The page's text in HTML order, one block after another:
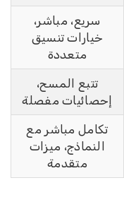
سريع، مباشر،
خيارات تنسيق
متعددة
تتبع المسح،
إحصائيات مفصلة
تكامل مباشر مع
النماذج، ميزات
متقدمة